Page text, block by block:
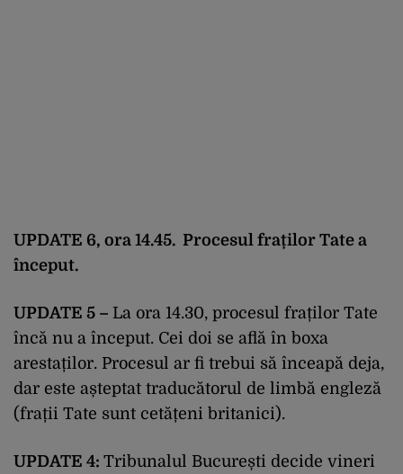
UPDATE 6, ora 14.45. Procesul fraților Tate a
început.
UPDATE 5 – La ora 14.30, procesul fraților Tate
încă nu a început. Cei doi se află în boxa
arestaților. Procesul ar fi trebui să înceapă deja,
dar este așteptat traducătorul de limbă engleză
(frații Tate sunt cetățeni britanici).
UPDATE 4: Tribunalul București decide vineri